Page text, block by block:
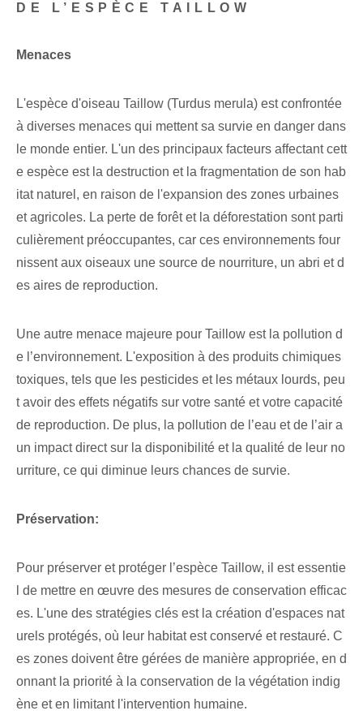
DE L’ESPÈCE TAILLOW
Menaces
L'espèce d'oiseau Taillow (Turdus merula) est confrontée
à diverses menaces qui mettent sa survie en danger dans
le monde entier. L'un des principaux facteurs affectant cett
e espèce est la destruction et la fragmentation de son hab
itat naturel, en raison de l'expansion des zones urbaines
et agricoles. La perte de forêt et la‌ déforestation⁢ sont parti
culièrement préoccupantes, car ces environnements four
nissent aux oiseaux une source de nourriture, un abri et d
es aires de reproduction.
Une autre menace majeure pour Taillow est la pollution d
e l’environnement. L'exposition à des produits chimiques
toxiques, tels que les pesticides et les métaux lourds, peu
t avoir des effets négatifs sur votre santé et votre capacité
de reproduction. De plus, la pollution de l’eau et de l’air a
un impact direct sur la disponibilité et la qualité de leur no
urriture, ce qui diminue leurs chances de survie.
Préservation:
Pour préserver et protéger l’espèce Taillow, il est essentie
l de mettre en œuvre des mesures de conservation efficac
es. L'une des stratégies clés est la création d'espaces nat
urels protégés, où leur habitat est conservé et restauré. C
es zones doivent être gérées de manière appropriée, en d
onnant la priorité à la conservation de la végétation indig
ène et en limitant l'intervention humaine.